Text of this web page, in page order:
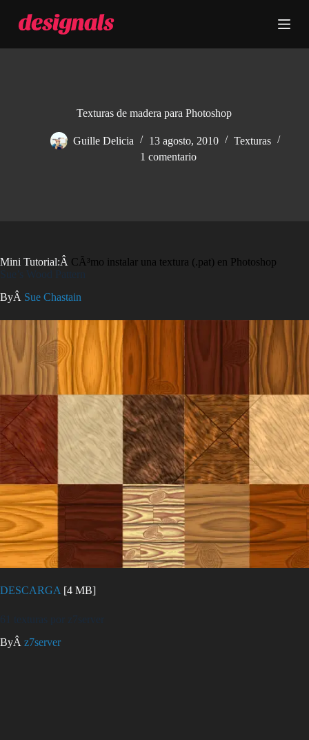
t
Texturas de madera para Photoshop
Guille Delicia 13 agosto, 2010
Texturas
1 comentario
Mini Tutorial:Â CÃ³mo instalar una textura (.pat) en Photoshop
Sue’s Wood Pattern
ByÂ Sue Chastain
DESCARGA [4 MB]
61 texturas por z7server
ByÂ z7server